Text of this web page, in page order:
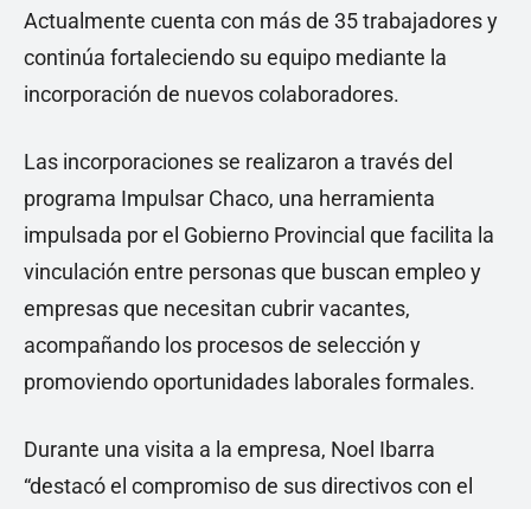
Actualmente cuenta con más de 35 trabajadores y
continúa fortaleciendo su equipo mediante la
incorporación de nuevos colaboradores.
Las incorporaciones se realizaron a través del
programa Impulsar Chaco, una herramienta
impulsada por el Gobierno Provincial que facilita la
vinculación entre personas que buscan empleo y
empresas que necesitan cubrir vacantes,
acompañando los procesos de selección y
promoviendo oportunidades laborales formales.
Durante una visita a la empresa, Noel Ibarra
“destacó el compromiso de sus directivos con el